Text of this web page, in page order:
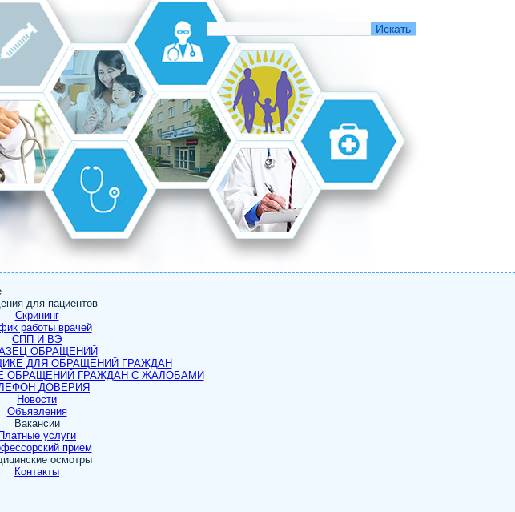
для пациентов
Скрининг
работы врачей
СПП И ВЭ
ОБРАЩЕНИЙ
ДЛЯ ОБРАЩЕНИЙ ГРАЖДАН
ОБРАЩЕНИЙ ГРАЖДАН С ЖАЛОБАМИ
ДОВЕРИЯ
Новости
Объявления
Вакансии
Платные услуги
прием
осмотры
Контакты